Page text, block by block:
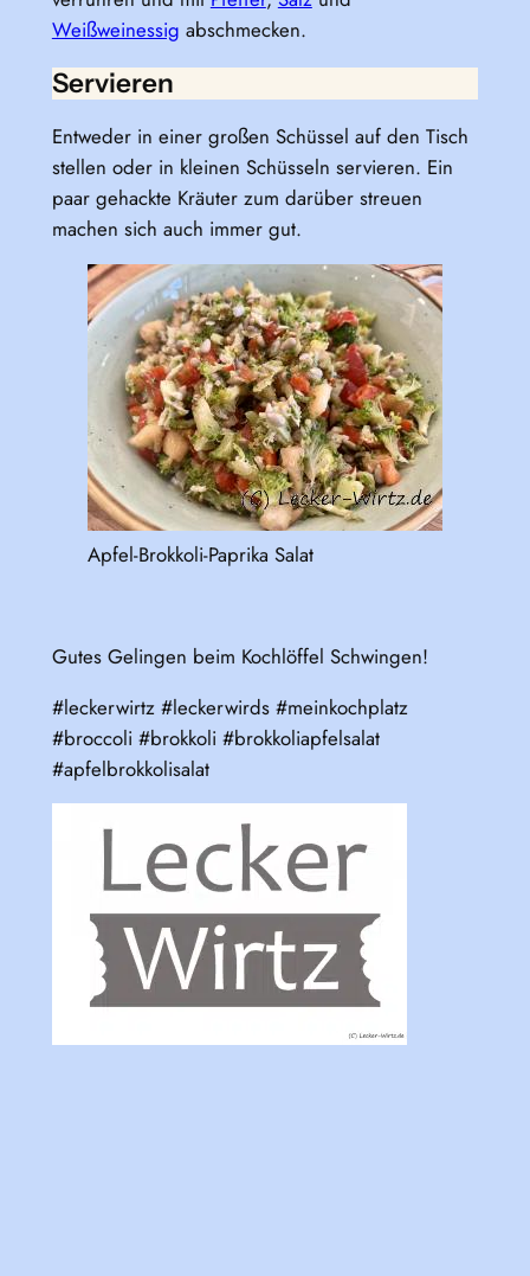
Weißweinessig abschmecken.
Servieren
Entweder in einer großen Schüssel auf den Tisch
stellen oder in kleinen Schüsseln servieren. Ein
paar gehackte Kräuter zum darüber streuen
machen sich auch immer gut.
Apfel-Brokkoli-Paprika Salat
Gutes Gelingen beim Kochlöffel Schwingen!
#leckerwirtz #leckerwirds #meinkochplatz
#broccoli #brokkoli #brokkoliapfelsalat
#apfelbrokkolisalat